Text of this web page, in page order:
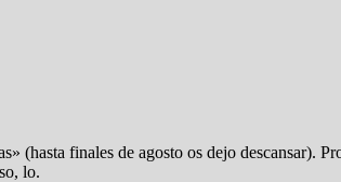
(hasta finales de agosto os dejo descansar).
lo.